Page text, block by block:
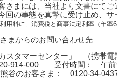
さまには、当社より文書にて
回の事態を真摯に受け止め、
用料に、消費税と商事法定利率（年率
まからのお問い合わせ先
カスタマーセンター」 （携帯電
914-000 受付時間： 午前
谷のお客さま： 0120-34-